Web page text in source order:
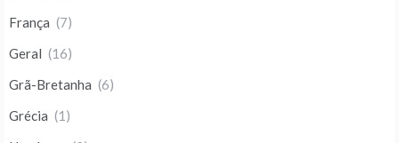
França (7)
Geral (16)
Grã-Bretanha (6)
Grécia (1)